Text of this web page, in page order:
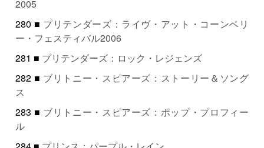
2005
280 ■ プリテンダーズ：ライヴ・アット・コーンベリ
ー・フェスティバル2006
281 ■ プリテンダーズ：ロック・レジェンズ
282 ■ ブリトニー・スピアーズ：ストーリー＆ソング
ス
283 ■ ブリトニー・スピアーズ：ポップ・プロフィー
ル